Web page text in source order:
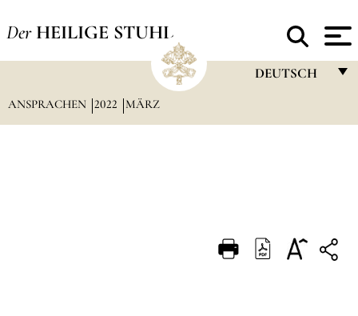
Der HEILIGE STUHL
DEUTSCH
DEUTSCH
ANSPRACHEN 2022 MÄRZ